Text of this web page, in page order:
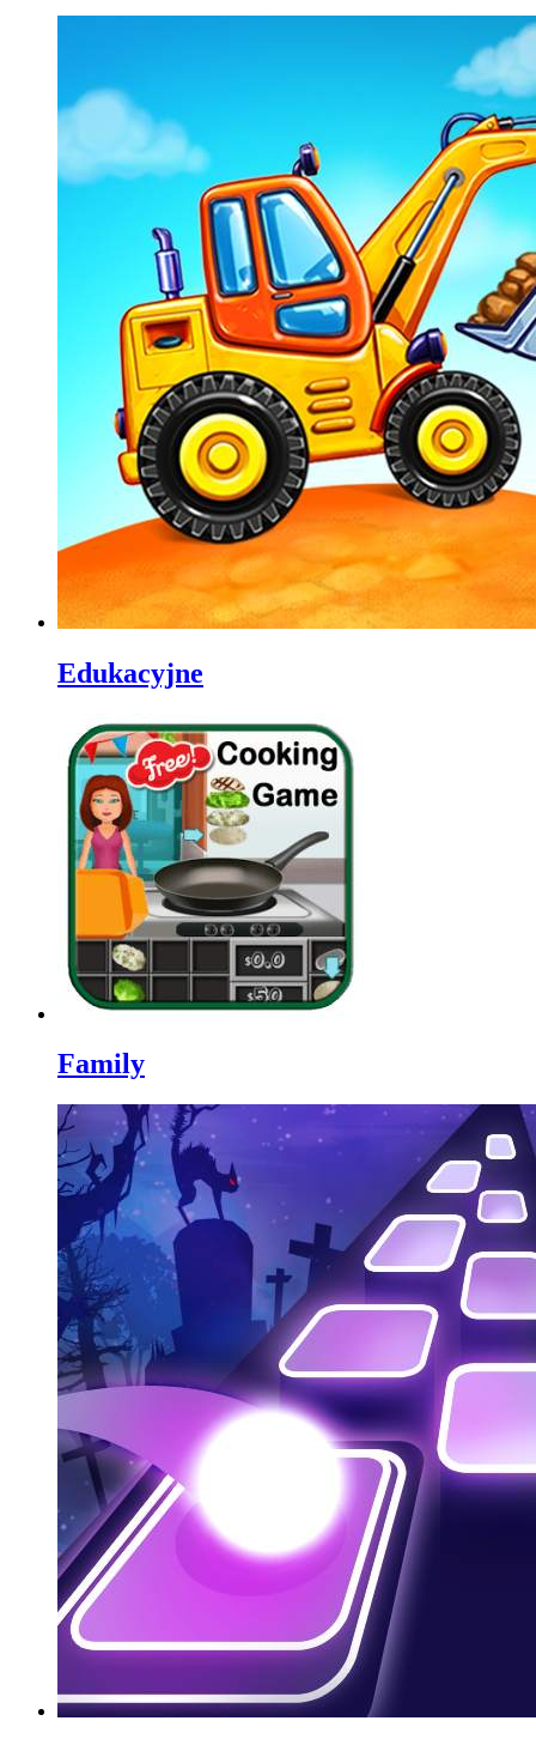
Edukacyjne
Family